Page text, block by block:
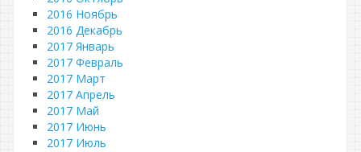
2016 Ноябрь
2016 Декабрь
2017 Январь
2017 Февраль
2017 Март
2017 Апрель
2017 Май
2017 Июнь
2017 Июль